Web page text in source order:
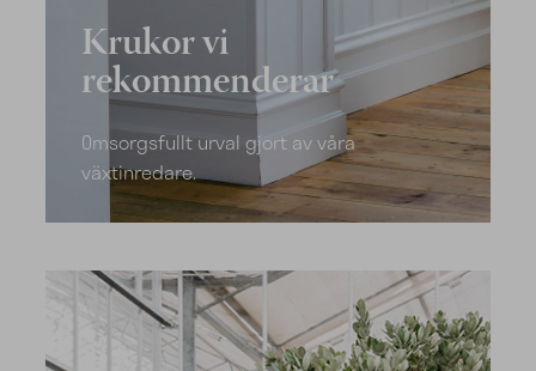
Krukor vi
rekommenderar
Omsorgsfullt urval gjort av våra
växtinredare.